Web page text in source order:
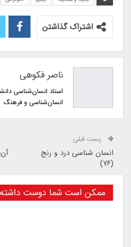
اشتراک گذاشتن
ناصر فکوهی
استاد انسان‌شناسی
انسان‌شناسی و فرهنگ
پست قبلی
انسان شناسی درد و رنج
ممکن است شما دوست داشته